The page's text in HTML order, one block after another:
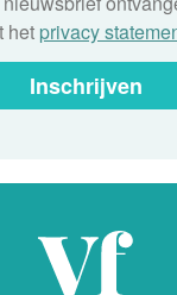
het privacy
Inschrijven